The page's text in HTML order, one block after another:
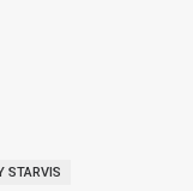
STARVIS